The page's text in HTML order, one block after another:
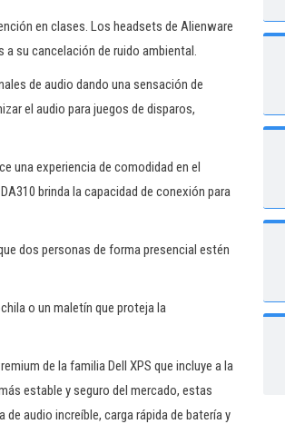
en clases. Los headsets de Alienware
su cancelación de ruido ambiental.
de audio dando una sensación de
el audio para juegos de disparos,
una experiencia de comodidad en el
brinda la capacidad de conexión para
dos personas de forma presencial estén
o un maletín que proteja la
de la familia Dell XPS que incluye a la
estable y seguro del mercado, estas
audio increíble, carga rápida de batería y